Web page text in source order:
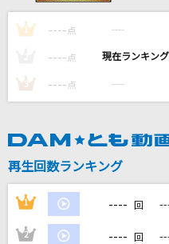
「ひとりで生きられそ
褒めているの?
ひと夏の長さより…
乃木坂46
1 ---- 点 ----
---- 点 ----
3 ---- 点 ----
再生回数ランキング
1 ---- 回
2 ---- 回